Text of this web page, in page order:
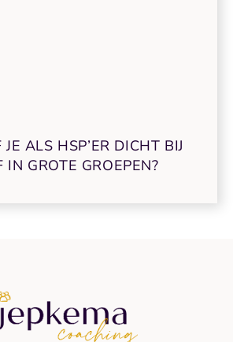
JE ALS HSP’ER DICHT BIJ
IN GROTE GROEPEN?